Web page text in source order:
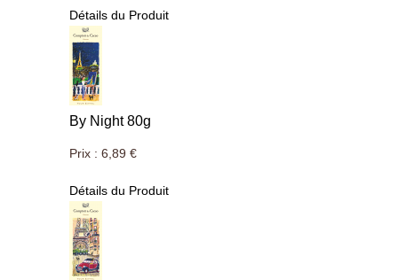
Détails du Produit
By Night 80g
Prix : 6,89 €
Détails du Produit